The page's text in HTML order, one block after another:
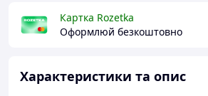
Картка Rozetka
Оформлюй безкоштовно
Характеристики та опис